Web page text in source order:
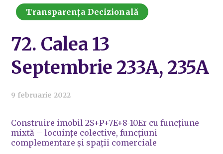
Transparența Decizională
72. Calea 13
Septembrie 233A, 235A
9 februarie 2022
Construire imobil 2S+P+7E+8-10Er cu funcțiune
mixtă – locuințe colective, funcțiuni
complementare și spații comerciale